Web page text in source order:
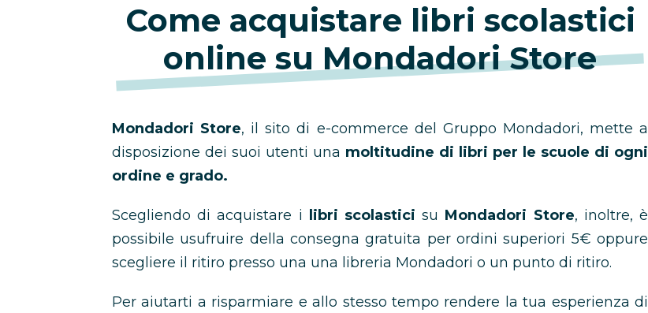
Come acquistare libri scolastici
online su Mondadori Store
Mondadori Store, il sito di e-commerce del Gruppo Mondadori, mette a
disposizione dei suoi utenti una moltitudine di libri per le scuole di ogni
ordine e grado.
Scegliendo di acquistare i libri scolastici su Mondadori Store, inoltre, è
possibile usufruire della consegna gratuita per ordini superiori 5€ oppure
scegliere il ritiro presso una una libreria Mondadori o un punto di ritiro.
Per aiutarti a risparmiare e allo stesso tempo rendere la tua esperienza di